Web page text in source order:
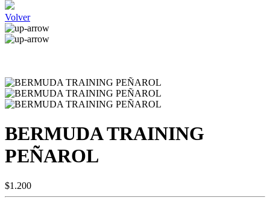
Volver
BERMUDA TRAINING
PEÑAROL
$1.200